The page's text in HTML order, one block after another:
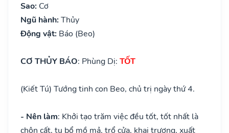
Sao: Cơ
Ngũ hành: Thủy
Động vật: Báo (Beo)
CƠ THỦY BÁO: Phùng Dị: TỐT
(Kiết Tú) Tướng tinh con Beo, chủ trị ngày thứ 4.
- Nên làm: Khởi tạo trăm việc đều tốt, tốt nhất là
chôn cất, tu bổ mồ mả, trổ cửa, khai trương, xuất